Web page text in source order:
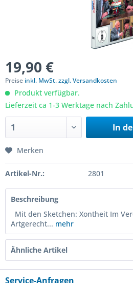
19,90 €
Preise inkl. MwSt. zzgl. Versandkosten
Produkt verfügbar.
Lieferzeit ca 1-3 Werktage nach
In
Merken
Artikel-Nr.: 2801
Beschreibung
Mit den Sketchen: Xontheit Im
Artgerecht... mehr
Ähnliche Artikel
Service-Anfragen